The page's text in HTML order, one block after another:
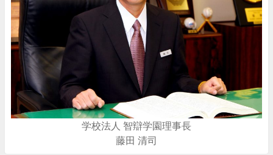
学校法人 智辯学園理事長
藤田 清司